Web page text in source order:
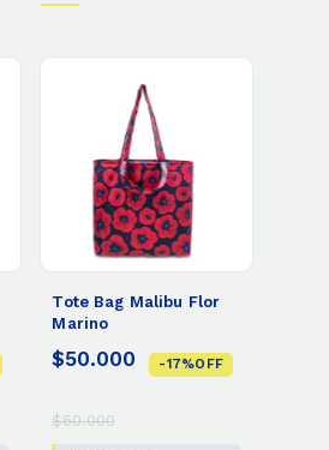
Tote Bag Malibu Flor
Marino
$50.000 -17%OFF
$60.000